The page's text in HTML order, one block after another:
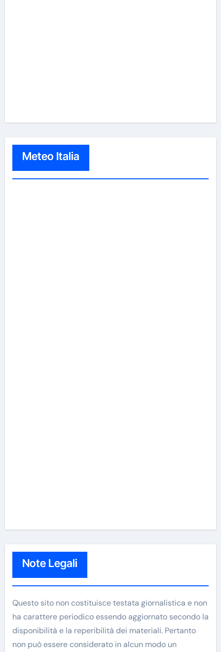
Meteo Italia
Note Legali
Questo sito non costituisce testata giornalistica e non
ha carattere periodico essendo aggiornato secondo la
disponibilità e la reperibilità dei materiali. Pertanto
non può essere considerato in alcun modo un